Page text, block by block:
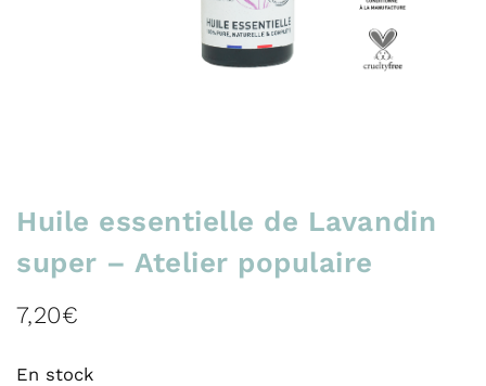
Huile essentielle de Lavandin
super – Atelier populaire
7,20€
En stock